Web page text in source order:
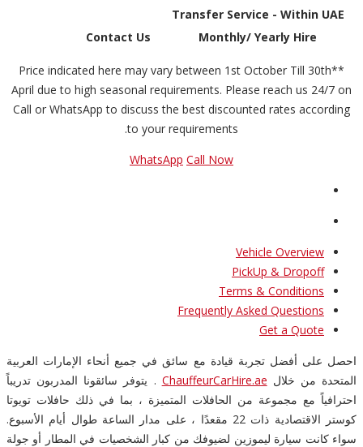
Transfer Service - Within UAE
Monthly/ Yearly Hire
Contact Us
**Price indicated here may vary between 1st October Till 30th
April due to high seasonal requirements. Please reach us 24/7 on
Call or WhatsApp to discuss the best discounted rates according
to your requirements.
WhatsApp Call Now
Vehicle Overview
PickUp & Dropoff
Terms & Conditions
Frequently Asked Questions
Get a Quote
احصل على أفضل تجربة قيادة مع سائق في جميع أنحاء الإمارات العربية
المتحدة من خلال ChauffeurCarHire.ae . يتوفر سائقونا المدربون تدريباً
احترافياً مع مجموعة من الحافلات المتميزة ، بما في ذلك حافلات تويوتا
كوستر الاقتصادية ذات 22 مقعدًا ، على مدار الساعة طوال أيام الأسبوع.
سواء كانت سيارة ليموزين لضيوفك من كبار الشخصيات في المطار أو جولة